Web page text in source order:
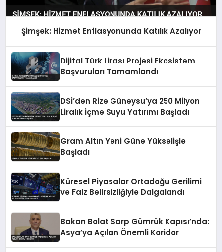
Şimşek: Hizmet Enflasyonunda Katılık Azalıyor
Dijital Türk Lirası Projesi Ekosistem
Başvuruları Tamamlandı
DSİ’den Rize Güneysu’ya 250 Milyon
Liralık İçme Suyu Yatırımı Başladı
Gram Altın Yeni Güne Yükselişle
Başladı
Küresel Piyasalar Ortadoğu Gerilimi
ve Faiz Belirsizliğiyle Dalgalandı
Bakan Bolat Sarp Gümrük Kapısı’nda:
Asya’ya Açılan Önemli Koridor